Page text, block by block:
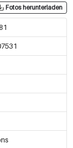
Fotos herunterladen